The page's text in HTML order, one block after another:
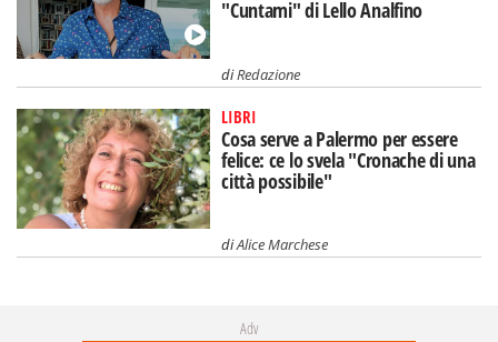
"Cuntami" di Lello Analfino
diRedazione
LIBRI
Cosa serve a Palermo per essere
felice: ce lo svela "Cronache di una
città possibile"
diAlice Marchese
Adv